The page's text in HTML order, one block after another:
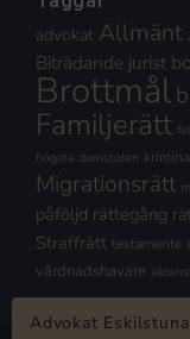
advokat Allmänt
Biträdande jurist
Brottmål
Familjerätt fel
högsta domstolen
Migrationsrätt
påföljd rättegång
Straffrätt testamente
vårdnadshavare
Advokat Eskilstuna